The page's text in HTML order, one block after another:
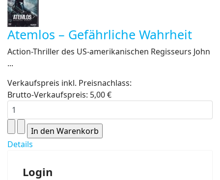
Atemlos – Gefährliche Wahrheit
Action-Thriller des US-amerikanischen Regisseurs John
...
Verkaufspreis inkl. Preisnachlass:
Brutto-Verkaufspreis: 5,00 €
Details
Login